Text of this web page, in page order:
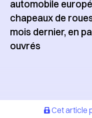
automobile
chapeaux de
mois dernier, en
ouvrés
Cet article